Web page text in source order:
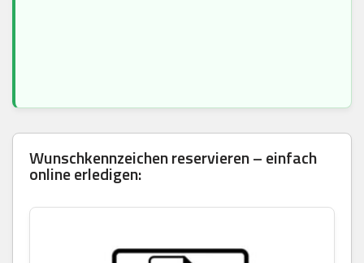
Wunschkennzeichen reservieren – einfach
online erledigen: